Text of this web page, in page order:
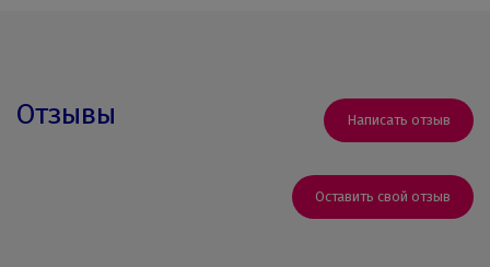
Отзывы Написать отзыв
Оставить свой отзыв